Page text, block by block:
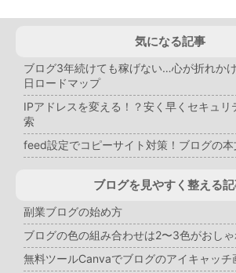
気になる記事
ブログ3年続けても稼げない…心が折れか
日ロードマップ
IPアドレスを変える！？安く早くセキュリ
索
feed設定でコピーサイト対策！ブログの
ブログを見やすく整える
副業ブログの始め方
ブログの色の組み合わせは2〜3色がおしゃ
無料ツールCanvaでブログのアイキャッチ